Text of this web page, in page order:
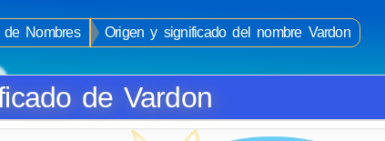
de Nombres
Origen y significado del nombre Vardon
de Vardon